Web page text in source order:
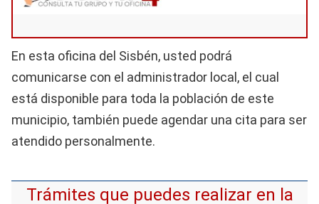
En esta oficina del Sisbén, usted podrá
comunicarse con el administrador local, el cual
está disponible para toda la población de este
municipio, también puede agendar una cita para ser
atendido personalmente.
Trámites que puedes realizar en la